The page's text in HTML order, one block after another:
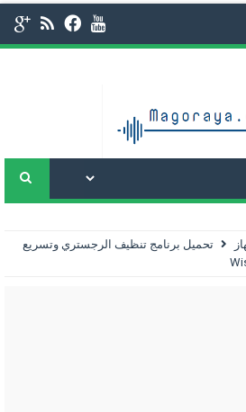
تحميل برنامج تنظيف الرجستري وتسريع